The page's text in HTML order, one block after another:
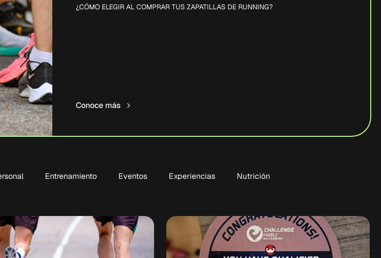
¿CÓMO ELEGIR AL COMPRAR TUS ZAPATILLAS DE RUNNING?
Conoce más
Entrenamiento Eventos Experiencias Nutrición